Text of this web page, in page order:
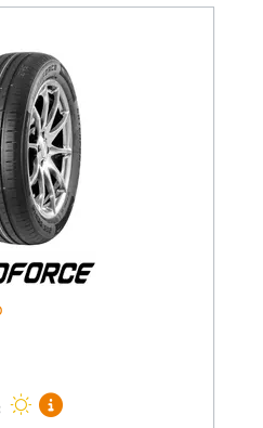
Mehr Informationen zum